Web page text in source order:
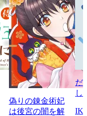
偽りの錬金術妃
は後宮の闇を解
だ
し